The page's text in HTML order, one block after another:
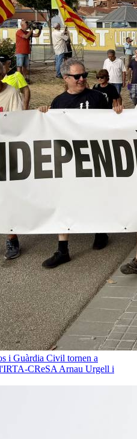
i Guàrdia Civil tornen a
CReSA Arnau Urgell i